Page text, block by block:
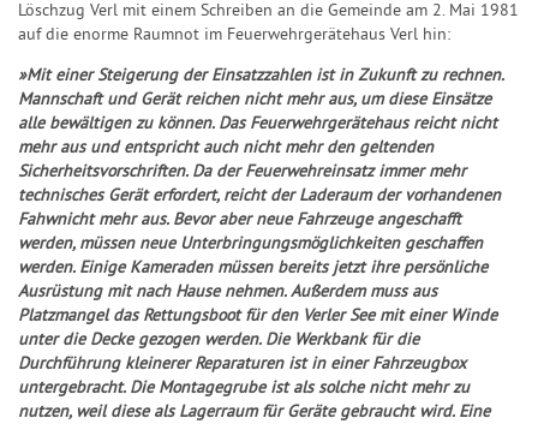
Löschzug Verl mit einem Schreiben an die Gemeinde am 2. Mai 1981
auf die enorme Raumnot im Feuerwehrgerätehaus Verl hin:
»Mit einer Steigerung der Einsatzzahlen ist in Zukunft zu rechnen.
Mannschaft und Gerät reichen nicht mehr aus, um diese Einsätze
alle bewältigen zu können. Das Feuerwehrgerätehaus reicht nicht
mehr aus und entspricht auch nicht mehr den geltenden
Sicherheitsvorschriften. Da der Feuerwehreinsatz immer mehr
technisches Gerät erfordert, reicht der Laderaum der vorhandenen
Fahwnicht mehr aus. Bevor aber neue Fahrzeuge angeschafft
werden, müssen neue Unterbringungsmöglichkeiten geschaffen
werden. Einige Kameraden müssen bereits jetzt ihre persönliche
Ausrüstung mit nach Hause nehmen. Außerdem muss aus
Platzmangel das Rettungsboot für den Verler See mit einer Winde
unter die Decke gezogen werden. Die Werkbank für die
Durchführung kleinerer Reparaturen ist in einer Fahrzeugbox
untergebracht. Die Montagegrube ist als solche nicht mehr zu
nutzen, weil diese als Lagerraum für Geräte gebraucht wird. Eine